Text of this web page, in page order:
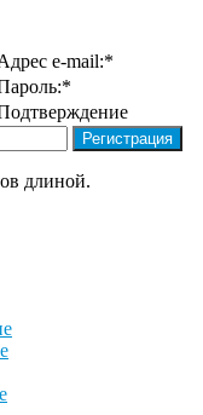
e-mail:*
*
длиной.